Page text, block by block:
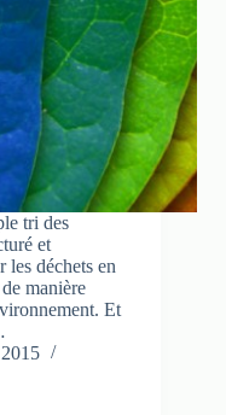
tri des
et
les déchets en
manière
Et